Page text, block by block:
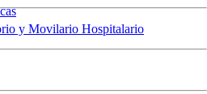
y Movilario Hospitalario